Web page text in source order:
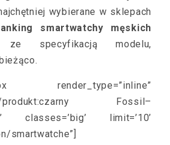
wybierane w sklepach
smartwatchy męskich
specyfikacją modelu,
box render_type=”inline”
produkt:czarny Fossil–
classes=’big’ limit=’10’
smartwatche”]